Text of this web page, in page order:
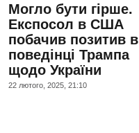
Могло бути гірше.
Експосол в США
побачив позитив в
поведінці Трампа
щодо України
22 лютого, 2025, 21:10